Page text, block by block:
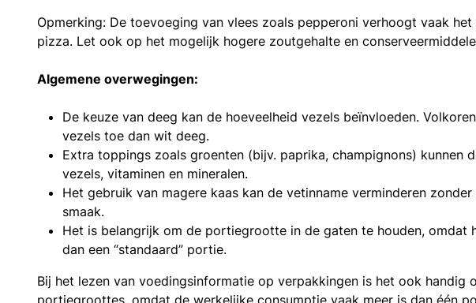
Opmerking: De toevoeging van vlees zoals pepperoni verhoogt vaak
pizza. Let ook op het mogelijk hogere zoutgehalte en
Algemene overwegingen:
De keuze van deeg kan de hoeveelheid vezels beïnvloeden.
vezels toe dan wit deeg.
Extra toppings zoals groenten (bijv. paprika, champignons) kunnen
vezels, vitaminen en mineralen.
Het gebruik van magere kaas kan de vetinname verminderen
smaak.
Het is belangrijk om de portiegrootte in de gaten te houden, omdat
dan een “standaard” portie.
Bij het lezen van voedingsinformatie op verpakkingen is het ook handig